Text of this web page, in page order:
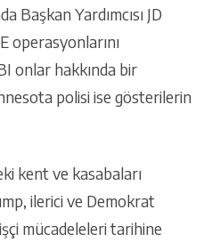
Başkan Yardımcısı JD
operasyonlarını
onlar hakkında bir
polisi ise gösterilerin
kent ve kasabaları
ilerici ve Demokrat
mücadeleleri tarihine